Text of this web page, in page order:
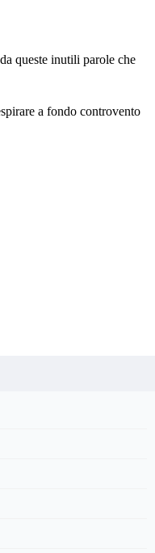
queste inutili parole che
a fondo controvento